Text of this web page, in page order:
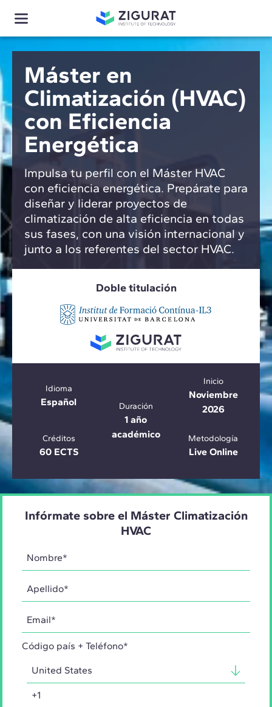
Máster en
Climatización (HVAC)
con Eficiencia
Energética
Impulsa tu perfil con el Máster HVAC
con eficiencia energética. Prepárate para
diseñar y liderar proyectos de
climatización de alta eficiencia en todas
sus fases, con una visión internacional y
junto a los referentes del sector HVAC.
Doble titulación
Idioma
Español Duración
1 año
académico
Inicio
Noviembre
2026
Créditos
60 ECTS
Metodología
Live Online
Infórmate sobre el Máster Climatización
HVAC
Código país + Teléfono*